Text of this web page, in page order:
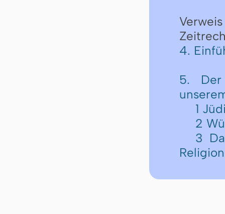
4.
5. Der
1
2
3
Religion